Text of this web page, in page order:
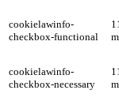
cookielawinfo-
checkbox-functional
11
cookielawinfo-
checkbox-necessary
11